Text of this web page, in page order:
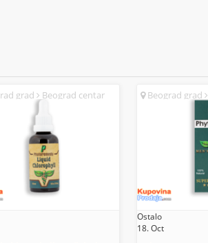
grad
Beograd centar
Beograd grad
Ostalo
18. Oct